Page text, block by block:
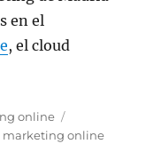
en el
, el cloud
online
marketing online